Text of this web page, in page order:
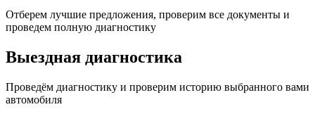
Отберем лучшие предложения, проверим все документы и
проведем полную диагностику
Выездная диагностика
Проведём диагностику и проверим историю выбранного вами
автомобиля